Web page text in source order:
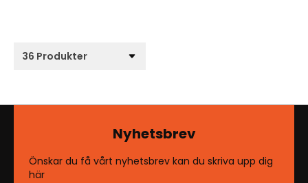
Nyhetsbrev
Önskar du få vårt nyhetsbrev kan du skriva upp dig
här